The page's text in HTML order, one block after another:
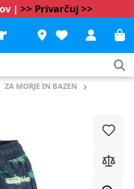
| >> Privarčuj >>
ZA MORJE IN BAZEN